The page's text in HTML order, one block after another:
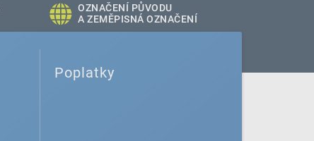
OZNAČENÍ PŮVODU
A ZEMĚPISNÁ OZNAČENÍ
Poplatky